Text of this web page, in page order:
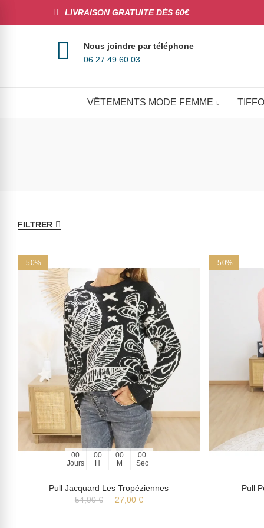
LIVRAISON GRATUITE DÈS 60€
Nous joindre par téléphone
06 27 49 60 03
VÊTEMENTS MODE FEMME
FILTRER
-50%
00
Jours
00
H
00
M
00
Sec
Pull Jacquard Les Tropéziennes
54,00 €
27,00 €
-50%
Pull